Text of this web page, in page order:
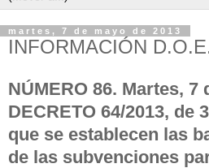
martes, 7 de mayo de 2013
INFORMACIÓN
NÚMERO 86. Martes, 7
DECRETO 64/2013, de
que se establecen las
de las subvenciones